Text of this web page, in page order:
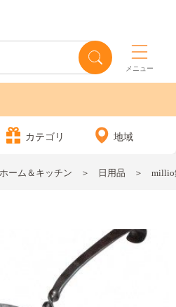
メニュー
カテゴリ 地域
ホーム＆キッチン 日用品 millio